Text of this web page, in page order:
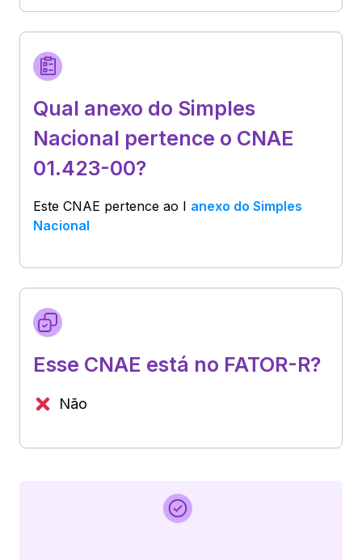
Qual anexo do Simples
Nacional pertence o CNAE
01.423-00?
Este CNAE pertence ao I anexo do Simples
Nacional
Esse CNAE está no FATOR-R?
Não